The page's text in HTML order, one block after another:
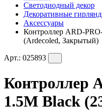
Светодиодный декор
Декоративные
Аксессуары
Контроллер ARD-
(Ardecoled, Закрытый)
Арт.: 025893
Контроллер
1.5M Black